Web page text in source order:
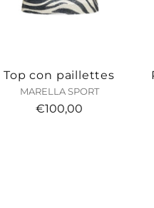
Top con paillettes
MARELLA SPORT
€100,00